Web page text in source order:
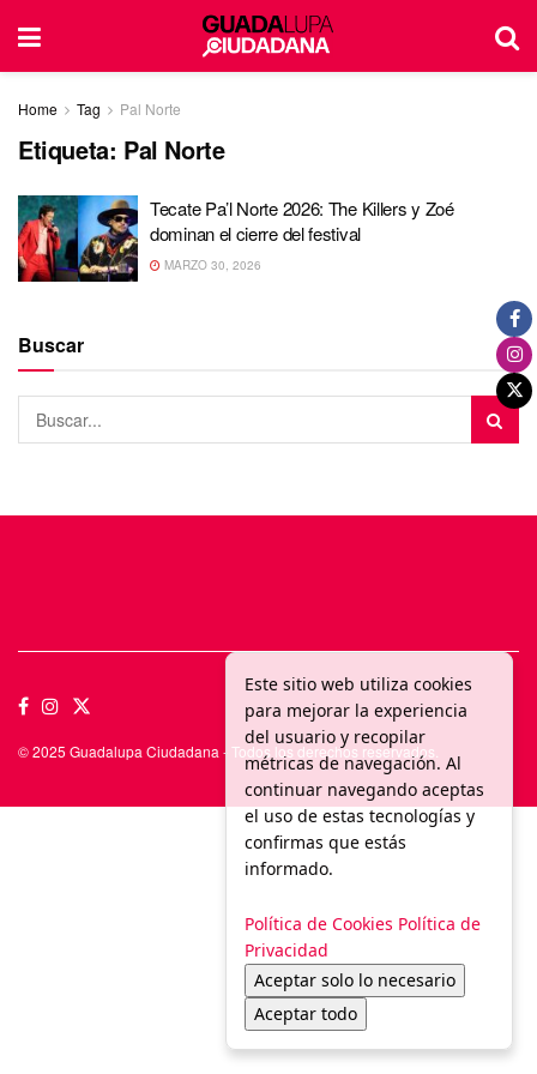
Home Tag Pal Norte
Etiqueta: Pal Norte
Tecate Pa’l Norte 2026: The Killers y Zoé
dominan el cierre del festival
MARZO 30, 2026
Buscar
© 2025 Guadalupa Ciudadana - Todos los derechos reservados.
Este sitio web utiliza cookies
para mejorar la experiencia
del usuario y recopilar
métricas de navegación. Al
continuar navegando aceptas
el uso de estas tecnologías y
confirmas que estás
informado.
Política de Cookies Política de
Privacidad
Aceptar solo lo necesario
Aceptar todo